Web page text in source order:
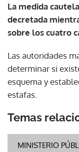
La medida
decretada
sobre los cuatro
Las autoridades
determinar si
esquema y
estafas.
Temas
MINISTERIO